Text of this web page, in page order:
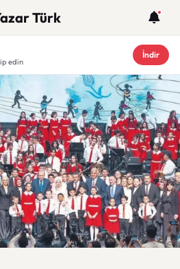
Türk
edin
İndir